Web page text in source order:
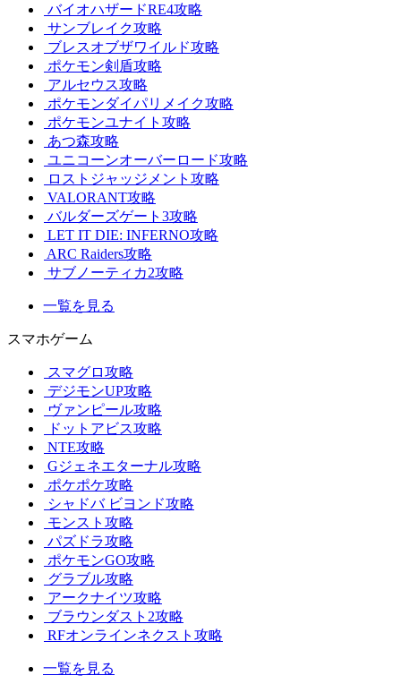
バイオハザードRE4攻略
サンブレイク攻略
ブレスオブザワイルド攻略
ポケモン剣盾攻略
アルセウス攻略
ポケモンダイパリメイク攻略
ポケモンユナイト攻略
あつ森攻略
ユニコーンオーバーロード攻略
ロストジャッジメント攻略
VALORANT攻略
バルダーズゲート3攻略
LET IT DIE: INFERNO攻略
ARC Raiders攻略
サブノーティカ2攻略
一覧を見る
スマホゲーム
スマグロ攻略
デジモンUP攻略
ヴァンピール攻略
ドットアビス攻略
NTE攻略
Gジェネエターナル攻略
ポケポケ攻略
シャドバ ビヨンド攻略
モンスト攻略
パズドラ攻略
ポケモンGO攻略
グラブル攻略
アークナイツ攻略
ブラウンダスト2攻略
RFオンラインネクスト攻略
一覧を見る